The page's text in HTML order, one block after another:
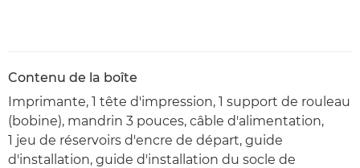
Contenu de la boîte
Imprimante, 1 tête d'impression, 1 support de rouleau
(bobine), mandrin 3 pouces, câble d'alimentation,
1 jeu de réservoirs d'encre de départ, guide
d'installation, guide d'installation du socle de